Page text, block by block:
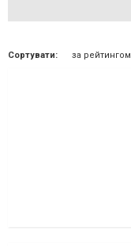
Сортувати: за рейтингом